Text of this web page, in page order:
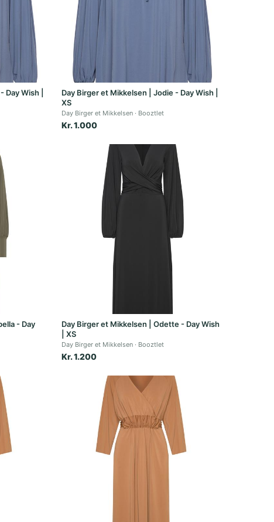
Wish |
Day Birger et Mikkelsen | Jodie - Day Wish |
XS
Day Birger et Mikkelsen Booztlet
Kr. 1.000
- Day
Day Birger et Mikkelsen | Odette - Day Wish
| XS
Day Birger et Mikkelsen Booztlet
Kr. 1.200